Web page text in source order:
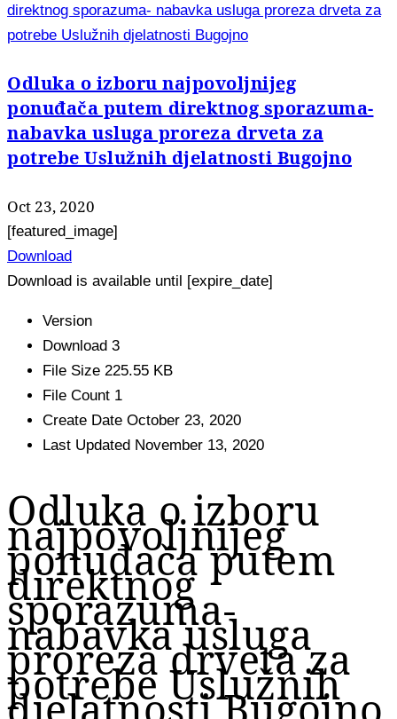
direktnog sporazuma- nabavka usluga proreza drveta za
potrebe Uslužnih djelatnosti Bugojno
Odluka o izboru najpovoljnijeg
ponuđača putem direktnog sporazuma-
nabavka usluga proreza drveta za
potrebe Uslužnih djelatnosti Bugojno
Oct 23, 2020
[featured_image]
Download
Download is available until [expire_date]
Version
Download 3
File Size 225.55 KB
File Count 1
Create Date October 23, 2020
Last Updated November 13, 2020
Odluka o izboru
najpovoljnijeg
ponuđača putem
direktnog
sporazuma-
nabavka usluga
proreza drveta za
potrebe Uslužnih